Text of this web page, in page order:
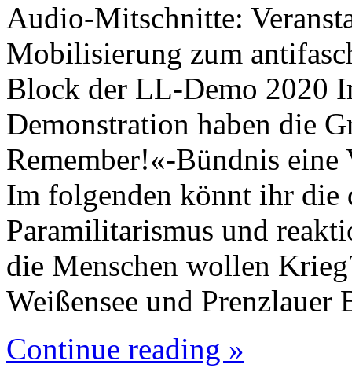
Audio-Mitschnitte:
Mobilisierung zum
Block der LL-Demo 2020
Demonstration haben die
Remember!«-Bündnis eine
Im folgenden könnt ihr die
Paramilitarismus und
die Menschen wollen
Weißensee und
Continue reading »